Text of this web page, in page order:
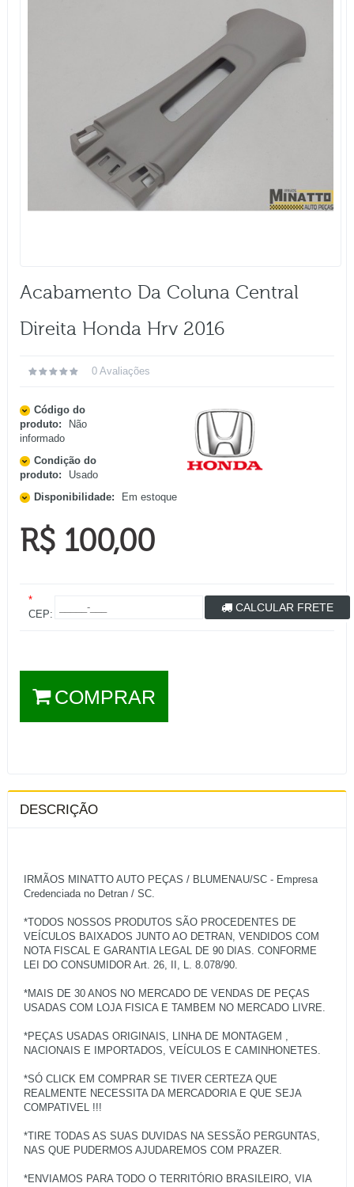
Acabamento Da Coluna Central
Direita Honda Hrv 2016
0 Avaliações
Código do
produto:
Não
informado
Condição do
produto:
Usado
Disponibilidade:
Em estoque
R$ 100,00
*
CEP:
CALCULAR FRETE
COMPRAR
DESCRIÇÃO
IRMÃOS MINATTO AUTO PEÇAS / BLUMENAU/SC - Empresa
Credenciada no Detran / SC.
*TODOS NOSSOS PRODUTOS SÃO PROCEDENTES DE
VEÍCULOS BAIXADOS JUNTO AO DETRAN, VENDIDOS COM
NOTA FISCAL E GARANTIA LEGAL DE 90 DIAS. CONFORME
LEI DO CONSUMIDOR Art. 26, II, L. 8.078/90.
*MAIS DE 30 ANOS NO MERCADO DE VENDAS DE PEÇAS
USADAS COM LOJA FISICA E TAMBEM NO MERCADO LIVRE.
*PEÇAS USADAS ORIGINAIS, LINHA DE MONTAGEM ,
NACIONAIS E IMPORTADOS, VEÍCULOS E CAMINHONETES.
*SÓ CLICK EM COMPRAR SE TIVER CERTEZA QUE
REALMENTE NECESSITA DA MERCADORIA E QUE SEJA
COMPATIVEL !!!
*TIRE TODAS AS SUAS DUVIDAS NA SESSÃO PERGUNTAS,
NAS QUE PUDERMOS AJUDAREMOS COM PRAZER.
*ENVIAMOS PARA TODO O TERRITÓRIO BRASILEIRO, VIA